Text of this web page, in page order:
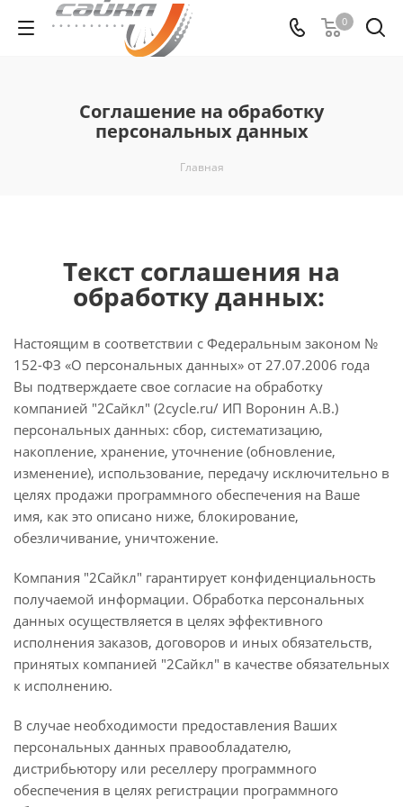
0
Соглашение на обработку
персональных данных
Главная
Текст соглашения на
обработку данных:
Настоящим в соответствии с Федеральным законом №
152-ФЗ «О персональных данных» от 27.07.2006 года
Вы подтверждаете свое согласие на обработку
компанией "2Сайкл" (2cycle.ru/ ИП Воронин А.В.)
персональных данных: сбор, систематизацию,
накопление, хранение, уточнение (обновление,
изменение), использование, передачу исключительно в
целях продажи программного обеспечения на Ваше
имя, как это описано ниже, блокирование,
обезличивание, уничтожение.
Компания "2Сайкл" гарантирует конфиденциальность
получаемой информации. Обработка персональных
данных осуществляется в целях эффективного
исполнения заказов, договоров и иных обязательств,
принятых компанией "2Сайкл" в качестве обязательных
к исполнению.
В случае необходимости предоставления Ваших
персональных данных правообладателю,
дистрибьютору или реселлеру программного
обеспечения в целях регистрации программного